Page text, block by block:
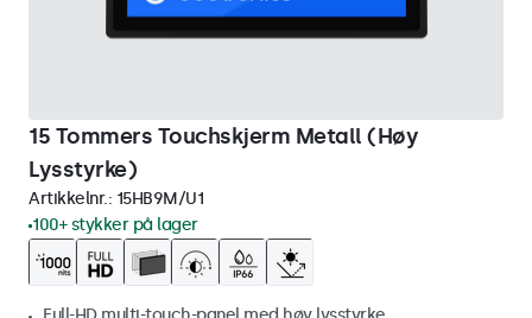
15 Tommers Touchskjerm Metall (Høy
Lysstyrke)
Artikkelnr.: 15HB9M/U1
100+ stykker på lager